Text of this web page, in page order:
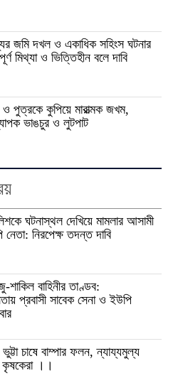
জমি দখল ও একাধিক সহিংস ঘটনার
মিথ্যা ও ভিত্তিহীন বলে দাবি
ও পুত্রকে কুপিয়ে মারাত্মক জখম,
ভাঙচুর ও লুটপাট
ঘটনাস্থল দেখিয়ে মামলার আসামী
নেতা: নিরপেক্ষ তদন্ত দাবি
শাকিল বাহিনীর তাণ্ডব:
প্রবাসী সাবেক সেনা ও ইউপি
ভুট্টা চাষে বাম্পার ফলন, ন্যায্যমুল্য
কৃষকেরা ।।